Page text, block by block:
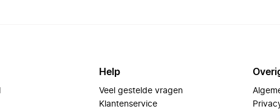
Help
Veel gestelde vragen
Klantenservice